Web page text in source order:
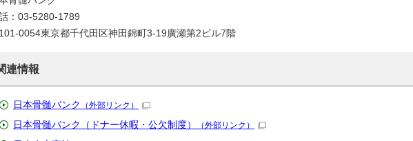
：03-5280-1789
0054東京都千代田区神田錦町3-19廣瀬第2ビル7階
連情報
日本骨髄バンク （外部リンク）
日本骨髄バンク（ドナー休暇・公欠制度） （外部リンク）